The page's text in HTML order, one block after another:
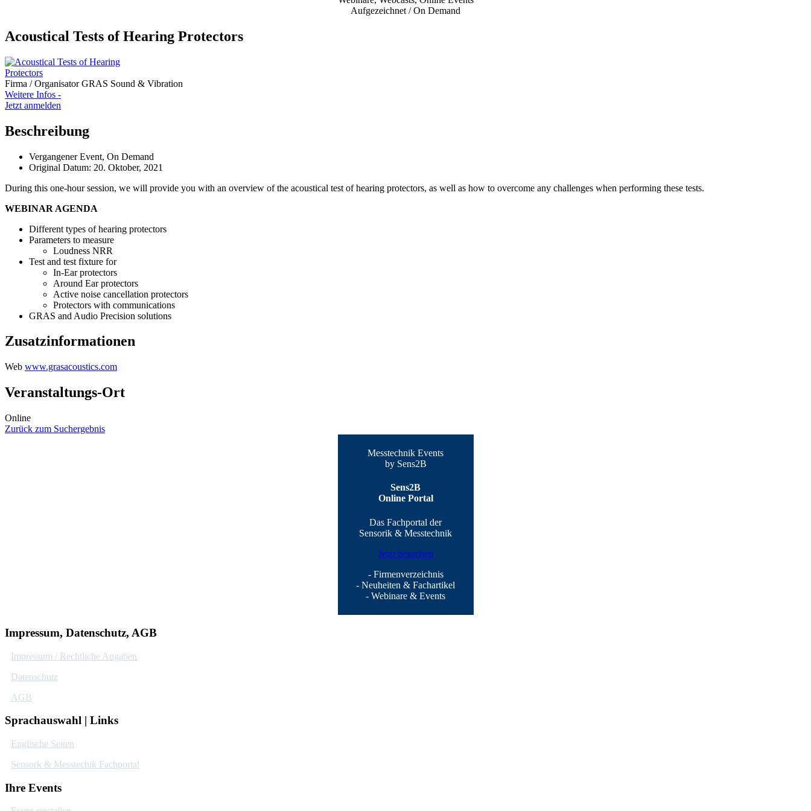
Aufgezeichnet / On Demand
Acoustical Tests of Hearing Protectors
Firma / Organisator GRAS Sound & Vibration
Weitere Infos -
Jetzt anmelden
Beschreibung
Vergangener Event, On Demand
Original Datum: 20. Oktober, 2021
During this one-hour session, we will provide you with an overview of the acoustical test of hearing protectors, as well as how to overcome any challenges when performing these tests.
WEBINAR AGENDA
Different types of hearing protectors
Parameters to measure
Loudness NRR
Test and test fixture for
In-Ear protectors
Around Ear protectors
Active noise cancellation protectors
Protectors with communications
GRAS and Audio Precision solutions
Zusatzinformationen
Web www.grasacoustics.com
Veranstaltungs-Ort
Online
Zurück zum Suchergebnis
Messtechnik Events
by Sens2B
Sens2B
Online Portal
Das Fachportal der
Sensorik & Messtechnik
Jetzt besuchen
- Firmenverzeichnis
- Neuheiten & Fachartikel
- Webinare & Events
Impressum, Datenschutz, AGB
Impressum / Rechtliche Angaben
Datenschutz
AGB
Sprachauswahl | Links
Englische Seiten
Sensork & Messtechik Fachportal
Ihre Events